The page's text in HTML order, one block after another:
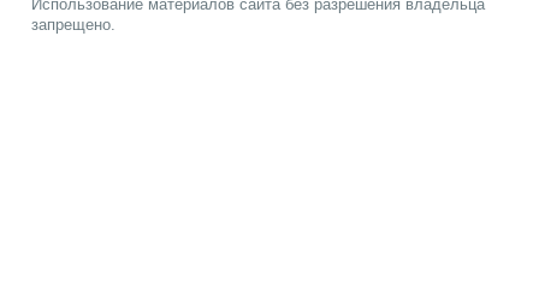
Использование материалов сайта без разрешения владельца
запрещено.